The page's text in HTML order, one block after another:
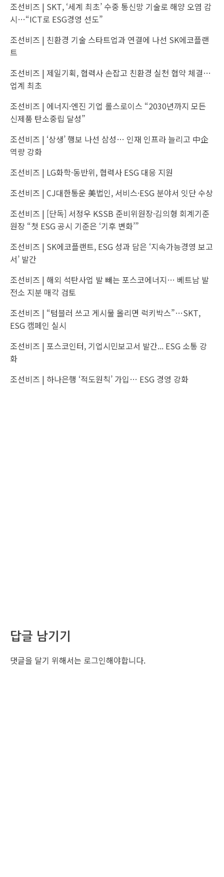
조선비즈 | SKT, ‘세계 최초’ 수중 통신망 기술로 해양 오염 감
시…“ICT로 ESG경영 선도”
조선비즈 | 친환경 기술 스타트업과 연결에 나선 SK에코플랜
트
조선비즈 | 제일기획, 협력사 손잡고 친환경 실천 협약 체결…
업계 최초
조선비즈 | 에너지·엔진 기업 롤스로이스 “2030년까지 모든
신제품 탄소중립 달성”
조선비즈 | ‘상생’ 행보 나선 삼성… 인재 인프라 늘리고 中企
역량 강화
조선비즈 | LG화학·동반위, 협력사 ESG 대응 지원
조선비즈 | CJ대한통운 美법인, 서비스·ESG 분야서 잇단 수상
조선비즈 | [단독] 서정우 KSSB 준비위원장·김의형 회계기준
원장 “첫 ESG 공시 기준은 ‘기후 변화’”
조선비즈 | SK에코플랜트, ESG 성과 담은 ‘지속가능경영 보고
서’ 발간
조선비즈 | 해외 석탄사업 발 빼는 포스코에너지… 베트남 발
전소 지분 매각 검토
조선비즈 | “텀블러 쓰고 게시물 올리면 럭키박스”…SKT,
ESG 캠페인 실시
조선비즈 | 포스코인터, 기업시민보고서 발간... ESG 소통 강
화
조선비즈 | 하나은행 ‘적도원칙’ 가입… ESG 경영 강화
답글 남기기
댓글을 달기 위해서는 로그인해야합니다.